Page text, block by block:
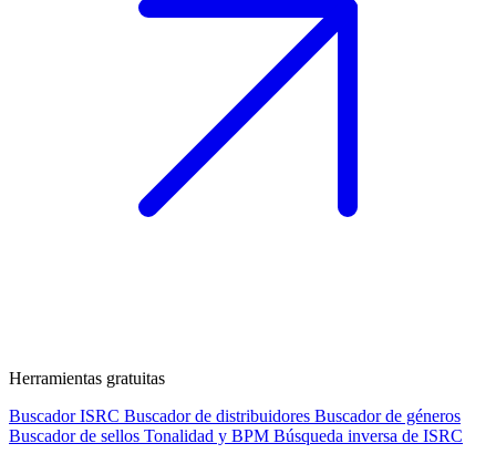
Herramientas gratuitas
Buscador ISRC Buscador de distribuidores Buscador de géneros
Buscador de sellos Tonalidad y BPM Búsqueda inversa de ISRC